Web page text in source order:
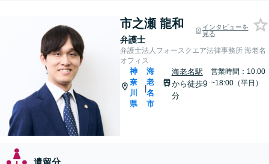
市之瀬 龍和
弁護士
インタビューを
見る
弁護士法人フォースクエア法律事務所 海老名
オフィス
神
奈
川
県
|
海
老
名
市
海老名駅
から徒歩9
分
営業時間：10:00
~18:00（平日）
遺留分